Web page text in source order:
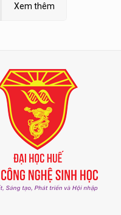
Xem thêm